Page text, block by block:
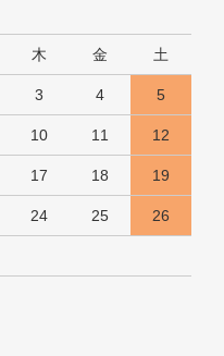
木 金 土
3 4 5
10 11 12
17 18 19
24 25 26